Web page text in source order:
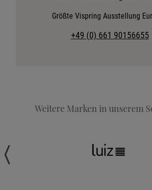
Telefonische Beratung
Größte Vispring Ausstellung
+49 (0) 661 90156655
Weitere Marken in unserem